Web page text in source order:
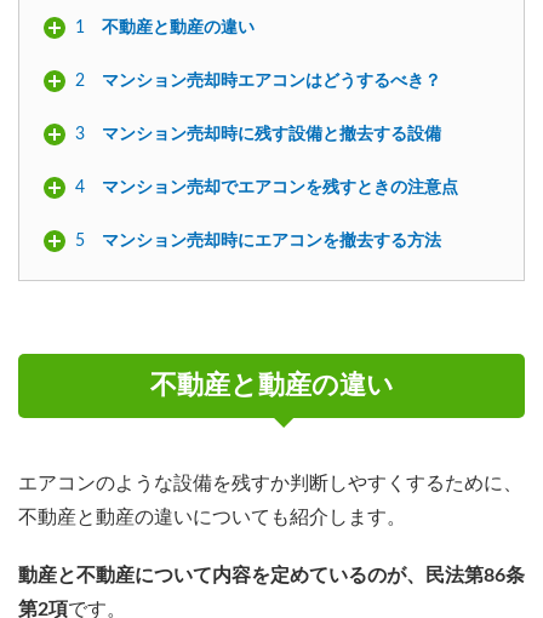
1 不動産と動産の違い
2 マンション売却時エアコンはどうするべき？
3 マンション売却時に残す設備と撤去する設備
4 マンション売却でエアコンを残すときの注意点
5 マンション売却時にエアコンを撤去する方法
不動産と動産の違い
エアコンのような設備を残すか判断しやすくするために、
不動産と動産の違いについても紹介します。
動産と不動産について内容を定めているのが、民法第86条
第2項です。